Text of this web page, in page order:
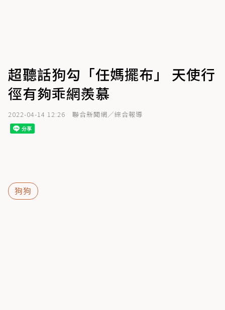
超聽話狗勾「任媽擺布」 天使行
徑有夠乖網羨慕
2022-04-14 12:26 聯合新聞網／綜合報導
狗狗